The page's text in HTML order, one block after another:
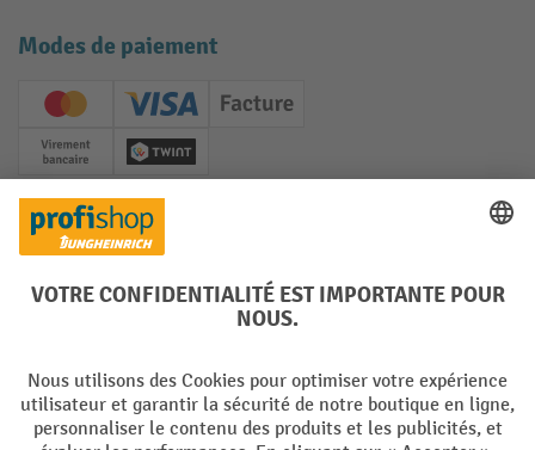
Modes de paiement
Creditcard (Master)Creditcard (Visa)
Facture
Paiement anticipé
Twint
Réseaux sociaux
Facebook
YouTube
LinkedIn
Instagram
Langues
FR